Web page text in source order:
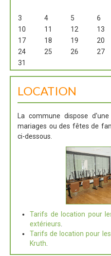
3
4 5 6
10
11 12 13
17
18 19 20
24
25 26 27
31
LOCATION
La commune dispose
mariages ou des fêtes de
ci-dessous.
Tarifs de location pour
extérieurs
Tarifs de location pour
Kruth